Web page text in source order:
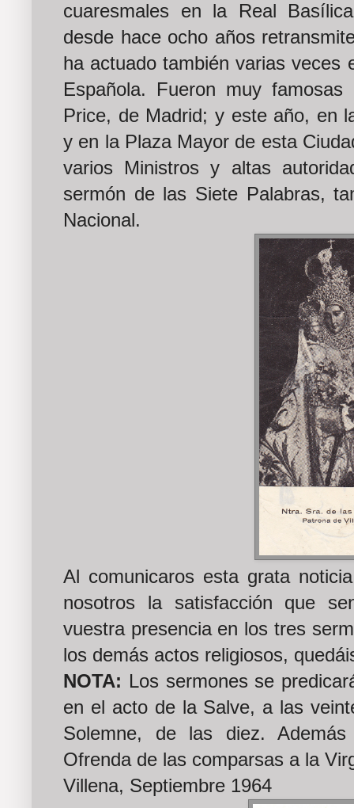
cuaresmales en la Real
desde hace ocho años
ha actuado también varias veces
Española. Fueron muy
Price, de Madrid; y este año, en
y en la Plaza Mayor de esta
varios Ministros y altas
sermón de las Siete Palabras,
Nacional.
Al comunicaros esta grata
nosotros la satisfacción que
vuestra presencia en los tres
los demás actos religiosos,
NOTA: Los sermones se
en el acto de la Salve, a las
Solemne, de las diez.
Ofrenda de las comparsas a la
Villena, Septiembre 1964